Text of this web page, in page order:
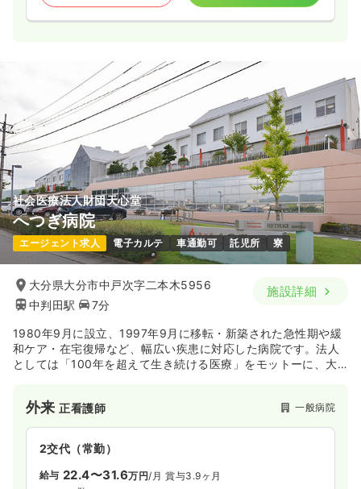
社会医療法人財団天心堂
へつぎ病院
エージェント求人 電子カルテ 車通勤可 託児所 寮
大分県大分市中戸次字二本木5956
中判田駅
7分
施設詳細
1980年9月に設立、1997年9月に移転・新築された急性期や緩
和ケア・在宅復帰など、幅広い疾患に対応した病院です。法人
としては「100年を超えて生き続ける医療」をモットーに、大
や障害児向けのサービスも提供している母体の安定した法人で
す。
外来正看護師 一般病院
2交代（常勤）
給与 22.4〜31.6万円/月 賞与3.9ヶ月